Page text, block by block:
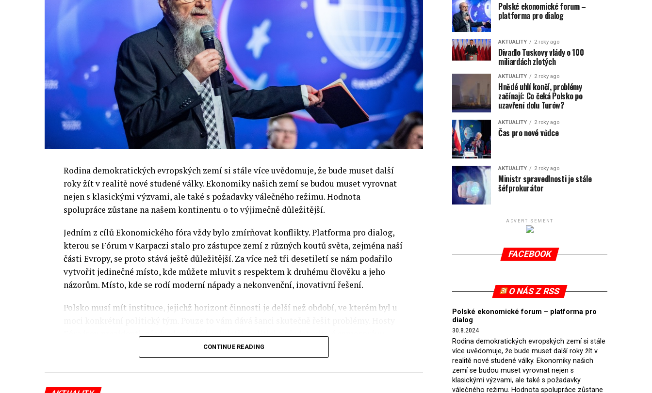
Rodina demokratických evropských zemí si stále více uvědomuje, že bude muset další
roky žít v realitě nové studené války. Ekonomiky našich zemí se budou muset vyrovnat
nejen s klasickými výzvami, ale také s požadavky válečného režimu. Hodnota
spolupráce zůstane na našem kontinentu o to výjimečně důležitější.
Jedním z cílů Ekonomického fóra vždy bylo zmírňovat konflikty. Platforma pro dialog,
kterou se Fórum v Karpaczi stalo pro zástupce zemí z různých koutů světa, zejména naší
části Evropy, se proto stává ještě důležitější. Za více než tři desetiletí se nám podařilo
vytvořit jedinečné místo, kde můžete mluvit s respektem k druhému člověku a jeho
názorům. Místo, kde se rodí moderní nápady a nekonvenční, inovativní řešení.
Polsko musí mít instituce, jejichž horizont činnosti je delší než období, ve kterém byl u
Fóra jsou prezidenti, předsedové vlád, ministři, politici a představitelé samosprávy,
prezidenti korporací, lidé z kultury, renomovaní vědci, novináři a zástupci nevládních
CONTINUE READING
Polské ekonomické forum –
platforma pro dialog
AKTUALITY 2 roky ago
Divadlo Tuskovy vlády o 100
miliardách zlotých
AKTUALITY 2 roky ago
Hnědé uhlí končí, problémy
začínají: Co čeká Polsko po
uzavření dolu Turów?
AKTUALITY 2 roky ago
Čas pro nové vůdce
AKTUALITY 2 roky ago
Ministr spravedlnosti je stále
šéfprokurátor
ADVERTISEMENT
FACEBOOK
O NÁS Z RSS
Polské ekonomické forum – platforma pro
dialog
30.8.2024
Rodina demokratických evropských zemí si stále
více uvědomuje, že bude muset další roky žít v
realitě nové studené války. Ekonomiky našich
zemí se budou muset vyrovnat nejen s
klasickými výzvami, ale také s požadavky
válečného režimu. Hodnota spolupráce zůstane